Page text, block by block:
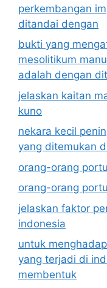
perkembangan
ditandai dengan
bukti yang
mesolitikum
adalah dengan
jelaskan kaitan
kuno
nekara kecil
yang ditemukan
orang-orang
orang-orang
jelaskan faktor
indonesia
untuk
yang terjadi di
membentuk